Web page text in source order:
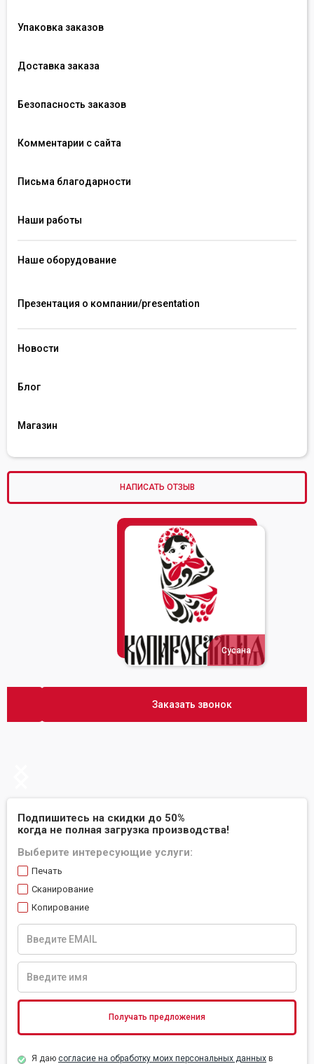
Упаковка заказов
Доставка заказа
Безопасность заказов
Комментарии с сайта
Письма благодарности
Наши работы
Наше оборудование
Презентация о компании/presentation
Новости
Блог
Магазин
НАПИСАТЬ ОТЗЫВ
Сусана
Заказать звонок
Подпишитесь на скидки до 50%
когда не полная загрузка производства!
Выберите интересующие услуги:
Печать
Сканирование
Копирование
Я даю согласие на обработку моих персональных данных в